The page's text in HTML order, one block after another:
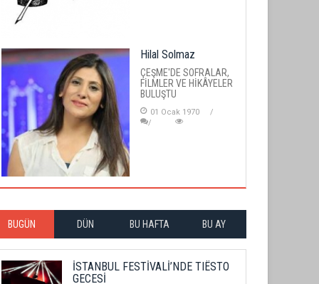
Hilal Solmaz
ÇEŞME'DE SOFRALAR,
FİLMLER VE HİKÂYELER
BULUŞTU
01 Ocak 1970
BUGÜN DÜN BU HAFTA BU AY
İSTANBUL FESTİVALİ’NDE TIËSTO
GECESİ